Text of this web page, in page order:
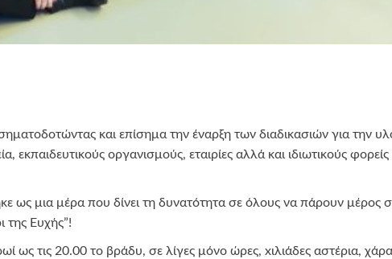
και επίσημα την έναρξη των διαδικασιών για την
εκπαιδευτικούς οργανισμούς, εταιρίες αλλά και ιδιωτικούς
ως μια μέρα που δίνει τη δυνατότητα σε όλους να πάρουν μέρος
της Ευχής”!
ως τις 20.00 το βράδυ, σε λίγες μόνο ώρες, xιλιάδες αστέρια,